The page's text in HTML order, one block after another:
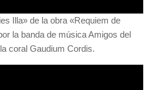
Illa» de la obra «Requiem de
la banda de música Amigos del
coral Gaudium Cordis.